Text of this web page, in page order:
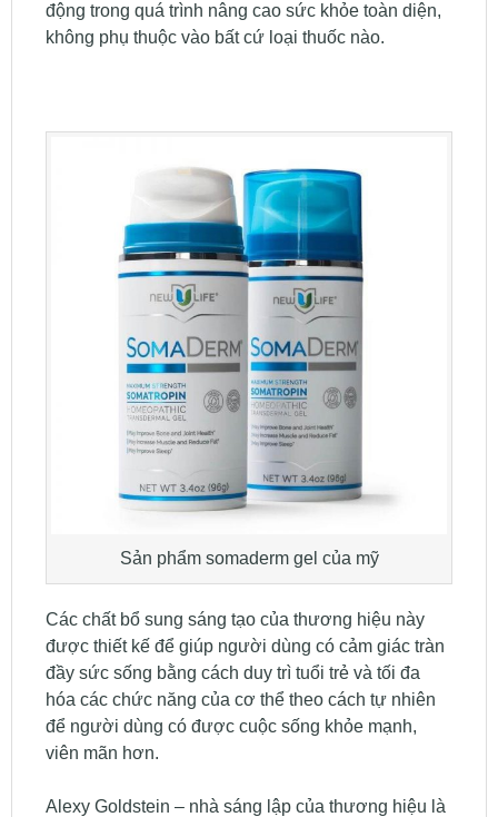
động trong quá trình nâng cao sức khỏe toàn diện,
không phụ thuộc vào bất cứ loại thuốc nào.
Sản phẩm somaderm gel của mỹ
Các chất bổ sung sáng tạo của thương hiệu này
được thiết kế để giúp người dùng có cảm giác tràn
đầy sức sống bằng cách duy trì tuổi trẻ và tối đa
hóa các chức năng của cơ thể theo cách tự nhiên
để người dùng có được cuộc sống khỏe mạnh,
viên mãn hơn.
Alexy Goldstein – nhà sáng lập của thương hiệu là